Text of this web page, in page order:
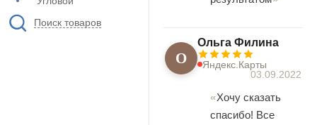
Поиск товаров
О
Ольга Филина
Яндекс.Карты
03.09.2022
Хочу сказать
спасибо! Все